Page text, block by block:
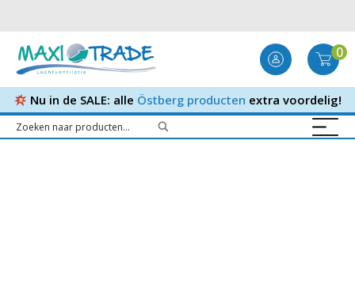
0
Nu in de SALE: alle Östberg producten extra voordelig!